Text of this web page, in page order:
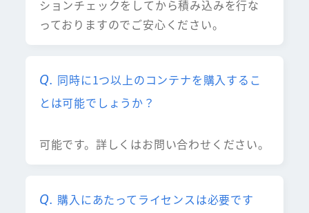
ションチェックをしてから積み込みを行な
っておりますのでご安心ください。
同時に1つ以上のコンテナを購入するこ
とは可能でしょうか？
可能です。詳しくはお問い合わせください。
購入にあたってライセンスは必要です